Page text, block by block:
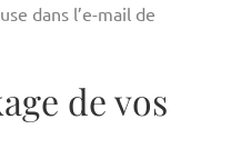
dans l’e-mail de
de vos